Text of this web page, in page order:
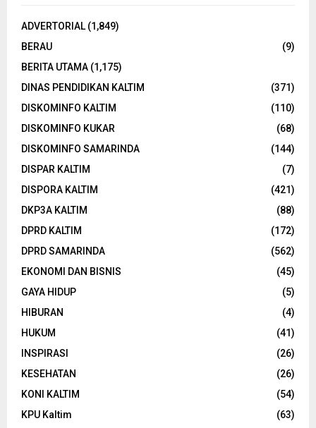
ADVERTORIAL (1,849)
BERAU
(9)
BERITA UTAMA (1,175)
DINAS PENDIDIKAN KALTIM
(371)
DISKOMINFO KALTIM
(110)
DISKOMINFO KUKAR
(68)
DISKOMINFO SAMARINDA
(144)
DISPAR KALTIM
(7)
DISPORA KALTIM
(421)
DKP3A KALTIM
(88)
DPRD KALTIM
(172)
DPRD SAMARINDA
(562)
EKONOMI DAN BISNIS
(45)
GAYA HIDUP
(5)
HIBURAN
(4)
HUKUM
(41)
INSPIRASI
(26)
KESEHATAN
(26)
KONI KALTIM
(54)
KPU Kaltim
(63)